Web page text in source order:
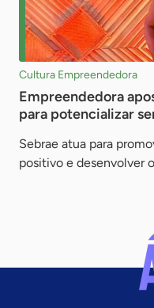
Cultura Empreendedora
Empreendedora
para potencializar
Sebrae atua para
positivo e desenvolver